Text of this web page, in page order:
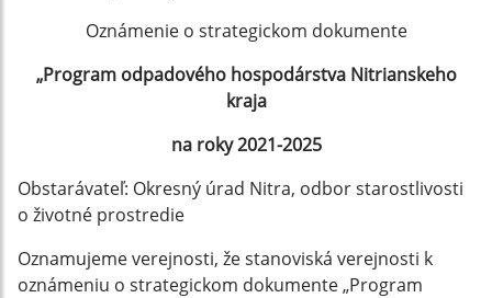
Oznámenie o strategickom dokumente
„Program odpadového hospodárstva Nitrianskeho
kraja
na roky 2021-2025
Obstarávateľ: Okresný úrad Nitra, odbor starostlivosti
o životné prostredie
Oznamujeme verejnosti, že stanoviská verejnosti k
oznámeniu o strategickom dokumente „Program